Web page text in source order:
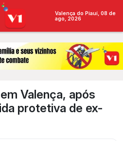
Valença do Piauí, 08 de
ago, 2026
Valença, após
protetiva de ex-